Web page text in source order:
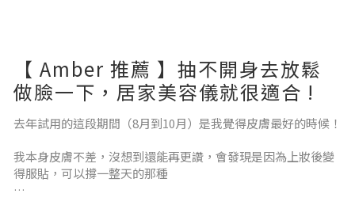
用到現在約3個月，堅持認真的深度保養，
從最根本毛孔深層淨化再保養，毛孔是很有感的乾淨，
臉上超滑嫩～用過真的愛上！認真分享給大家
每週2～3次深層的保養真的是變美的第一步
【 Amber 推薦 】抽不開身去放鬆
做臉一下，居家美容儀就很適合 !
去年試用的這段期間（8月到10月）是我覺得皮膚最好的時候！
我本身皮膚不差，沒想到還能再更讚，會發現是因為上妝後變
得服貼，可以撐一整天的那種